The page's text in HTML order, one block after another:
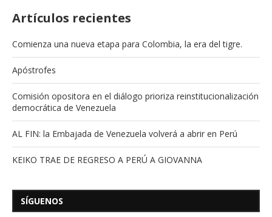
Artículos recientes
Comienza una nueva etapa para Colombia, la era del tigre.
Apóstrofes
Comisión opositora en el diálogo prioriza reinstitucionalización
democrática de Venezuela
AL FIN: la Embajada de Venezuela volverá a abrir en Perú
KEIKO TRAE DE REGRESO A PERÚ A GIOVANNA
SÍGUENOS